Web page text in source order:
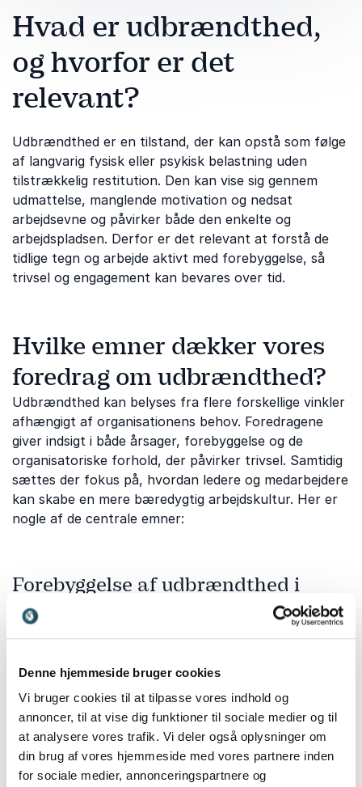
Denne hjemmeside bruger cookies
Vi bruger cookies til at tilpasse vores indhold og
annoncer, til at vise dig funktioner til sociale medier og til
at analysere vores trafik. Vi deler også oplysninger om
din brug af vores hjemmeside med vores partnere inden
for sociale medier, annonceringspartnere og
Hvad er udbrændthed,
og hvorfor er det
relevant?
Udbrændthed er en tilstand, der kan opstå som følge
af langvarig fysisk eller psykisk belastning uden
tilstrækkelig restitution. Den kan vise sig gennem
udmattelse, manglende motivation og nedsat
arbejdsevne og påvirker både den enkelte og
arbejdspladsen. Derfor er det relevant at forstå de
tidlige tegn og arbejde aktivt med forebyggelse, så
trivsel og engagement kan bevares over tid.
Hvilke emner dækker vores
foredrag om udbrændthed?
Udbrændthed kan belyses fra flere forskellige vinkler
afhængigt af organisationens behov. Foredragene
giver indsigt i både årsager, forebyggelse og de
organisatoriske forhold, der påvirker trivsel. Samtidig
sættes der fokus på, hvordan ledere og medarbejdere
kan skabe en mere bæredygtig arbejdskultur. Her er
nogle af de centrale emner:
Forebyggelse af udbrændthed i
arbejdslivet
Jensen deler sine erfaringer med trivsel, arbejdsglæde
og de faktorer, der styrker et sundt arbejdsliv.
Foredraget giver indsigt i, hvordan organisationer kan
skabe rammer, der understøtter både præstation og
balance. Deltagerne får konkrete perspektiver på at
styrke trivslen i hverdagen.